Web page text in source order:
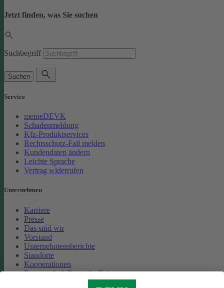
Jetzt finden, was Sie suchen
Suchbegriff
Suchen
Service
meineDEVK
Schadenmeldung
Kfz-Produktservices
Rechtsschutz-Fall melden
Kundendaten ändern
Leichte Sprache
Vertrag widerrufen
Unternehmen
Karriere
Presse
Das sind wir
Vorstand
Unternehmensberichte
Standorte
Kooperationen
Partnerschaft Deutsche Bahn